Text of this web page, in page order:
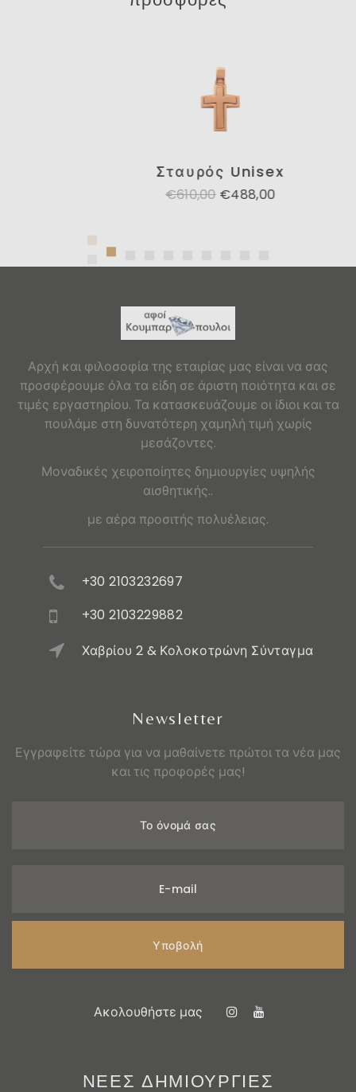
Σταυρός Unisex
€610,00€488,00
Αρχή και φιλοσοφία της εταιρίας μας είναι να σας
προσφέρουμε όλα τα είδη σε άριστη ποιότητα και σε
τιμές εργαστηρίου. Τα κατασκευάζουμε οι ίδιοι και τα
πουλάμε στη δυνατότερη χαμηλή τιμή χωρίς
μεσάζοντες.
Μοναδικές χειροποίητες δημιουργίες υψηλής
αισθητικής..
με αέρα προσιτής πολυέλειας.
+30 2103232697
+30 2103229882
Χαβρίου 2 & Κολοκοτρώνη Σύνταγμα
Newsletter
Εγγραφείτε τώρα για να μαθαίνετε πρώτοι τα νέα μας
και τις προφορές μας!
Το όνομά σας
E-mail
Υποβολή
Ακολουθήστε μας
ΝΕΕΣ ΔΗΜΙΟΥΡΓΙΕΣ